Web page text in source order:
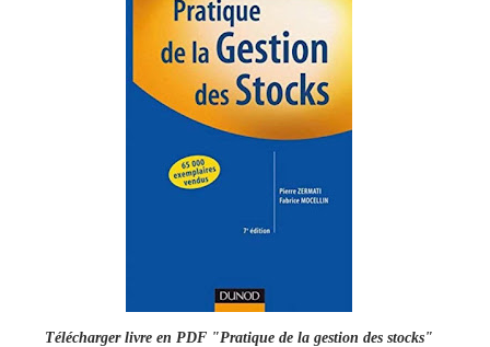
Télécharger livre en PDF "Pratique de la gestion des stocks"